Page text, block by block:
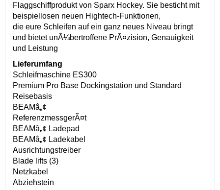
Flaggschiffprodukt von Sparx Hockey. Sie besticht mit
beispiellosen neuen Hightech-Funktionen,
die eure Schleifen auf ein ganz neues Niveau bringt
und bietet unÃ¼bertroffene PrÃ¤zision, Genauigkeit
und Leistung
Lieferumfang
Schleifmaschine ES300
Premium Pro Base Dockingstation und Standard
Reisebasis
BEAMâ„¢
ReferenzmessgerÃ¤t
BEAMâ„¢ Ladepad
BEAMâ„¢ Ladekabel
Ausrichtungstreiber
Blade lifts (3)
Netzkabel
Abziehstein